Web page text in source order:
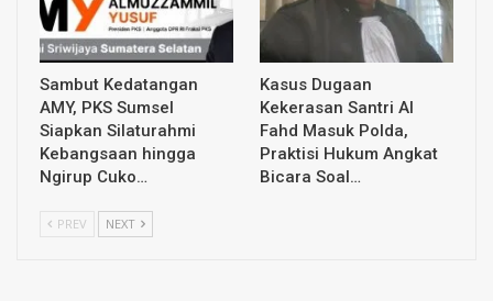
Sambut Kedatangan
AMY, PKS Sumsel
Siapkan Silaturahmi
Kebangsaan hingga
Ngirup Cuko…
Kasus Dugaan
Kekerasan Santri Al
Fahd Masuk Polda,
Praktisi Hukum Angkat
Bicara Soal…
PREV NEXT